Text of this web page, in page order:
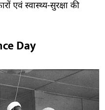
एवं स्वास्थ्य-सुरक्षा की
Day